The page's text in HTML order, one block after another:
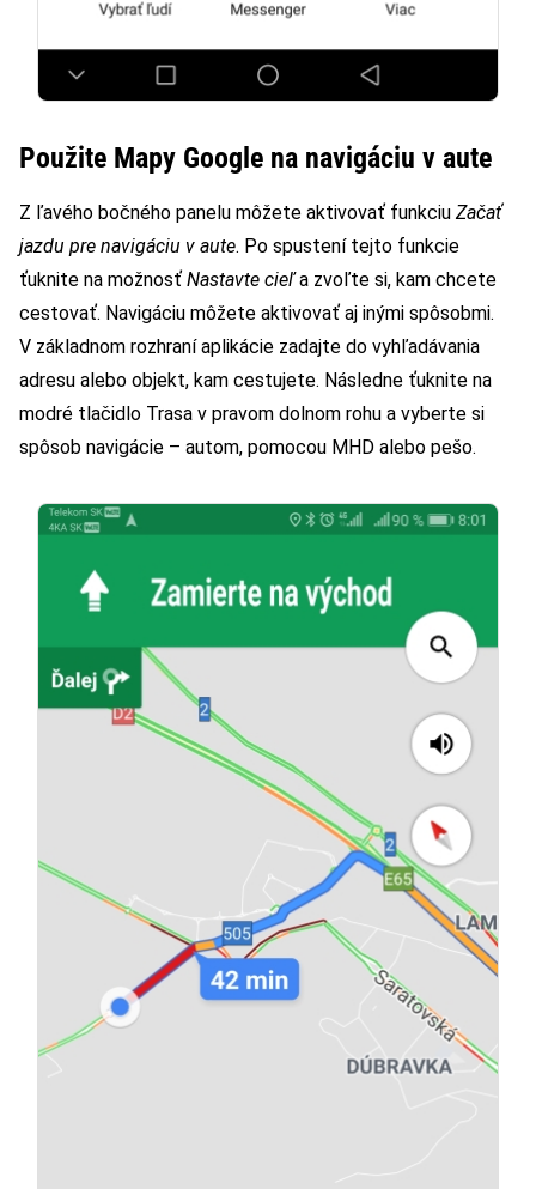
Použite Mapy Google na navigáciu v aute
Z ľavého bočného panelu môžete aktivovať funkciu Začať
jazdu pre navigáciu v aute. Po spustení tejto funkcie
ťuknite na možnosť Nastavte cieľa zvoľte si, kam chcete
cestovať. Navigáciu môžete aktivovať aj inými spôsobmi.
V základnom rozhraní aplikácie zadajte do vyhľadávania
adresu alebo objekt, kam cestujete. Následne ťuknite na
modré tlačidlo Trasa v pravom dolnom rohu a vyberte si
spôsob navigácie – autom, pomocou MHD alebo pešo.